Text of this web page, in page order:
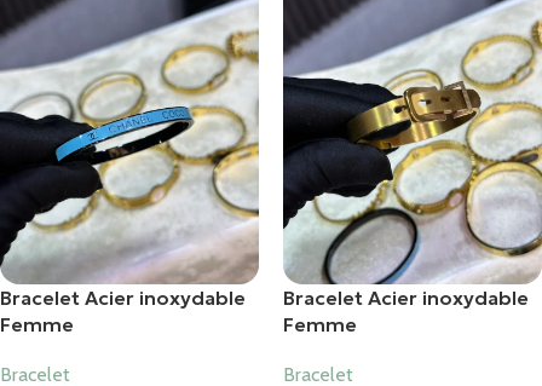
Bracelet Acier inoxydable
Femme
Bracelet
Bracelet Acier inoxydable
Femme
Bracelet